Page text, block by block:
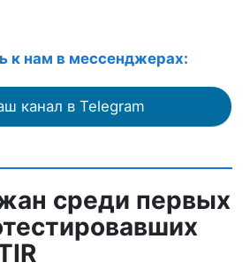
к нам в мессенджерах:
канал в Telegram
среди первых